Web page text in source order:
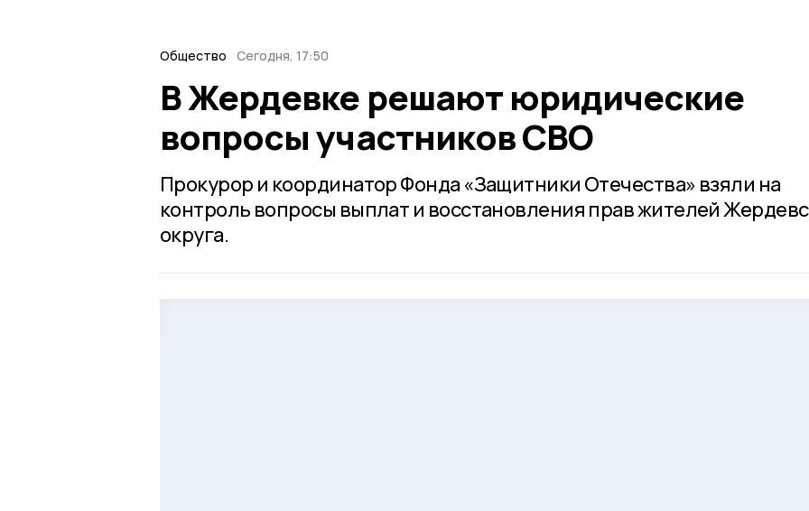
Общество Сегодня, 17:50
В Жердевке решают юридические
вопросы участников СВО
Прокурор и координатор Фонда «Защитники Отечества» взяли на
контроль вопросы выплат и восстановления прав жителей
округа.